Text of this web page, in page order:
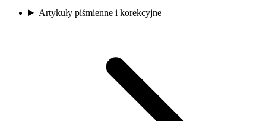
Artykuły piśmienne i korekcyjne